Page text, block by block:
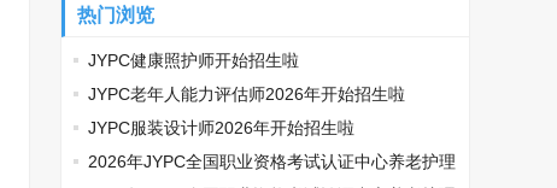
热门浏览
JYPC健康照护师开始招生啦
JYPC老年人能力评估师2026年开始招生啦
JYPC服装设计师2026年开始招生啦
2026年JYPC全国职业资格考试认证中心养老护理